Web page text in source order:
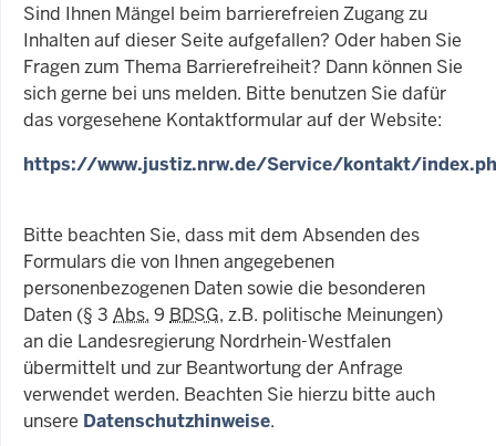
Sind Ihnen Mängel beim barrierefreien Zugang zu
Inhalten auf dieser Seite aufgefallen? Oder haben Sie
Fragen zum Thema Barrierefreiheit? Dann können Sie
sich gerne bei uns melden. Bitte benutzen Sie dafür
das vorgesehene Kontaktformular auf der Website:
https://www.justiz.nrw.de/Service/kontakt/
Bitte beachten Sie, dass mit dem Absenden des
Formulars die von Ihnen angegebenen
personenbezogenen Daten sowie die besonderen
Daten (§ 3 Abs. 9 BDSG, z.B. politische Meinungen)
an die Landesregierung Nordrhein-Westfalen
übermittelt und zur Beantwortung der Anfrage
verwendet werden. Beachten Sie hierzu bitte auch
unsere Datenschutzhinweise.